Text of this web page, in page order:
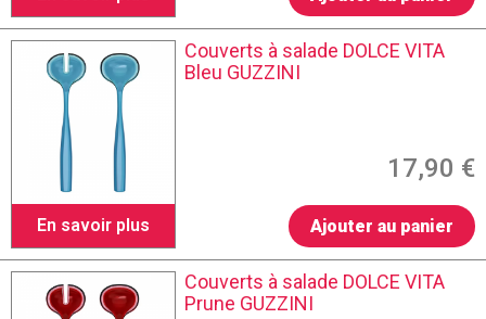
En savoir plus
Couverts à salade DOLCE VITA
Bleu GUZZINI
17,90 €
Ajouter au panier
Couverts à salade DOLCE VITA
Prune GUZZINI